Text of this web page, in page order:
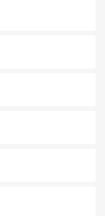
しめる外せないスポット